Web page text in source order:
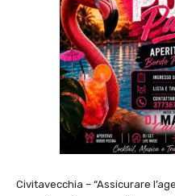
Civitavecchia – “Assicurare